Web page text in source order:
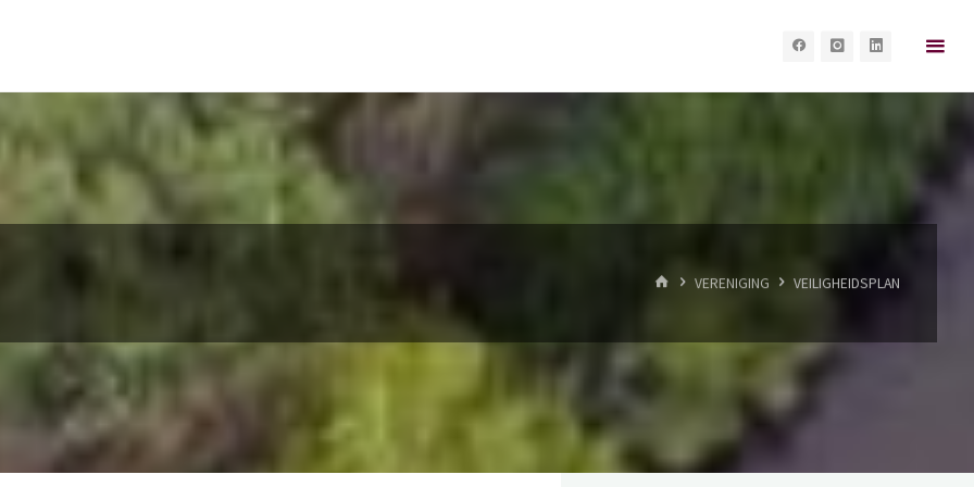
HOMEVERENIGING VEILIGHEIDSPLAN